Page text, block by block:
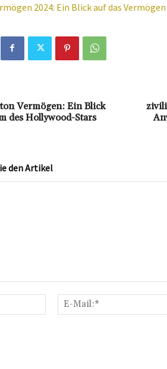
2024: Ein Blick auf das
Vermögen: Ein Blick
des Hollywood-Stars
den Artikel
Name:*